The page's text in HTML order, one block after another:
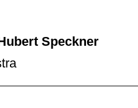
Speckner